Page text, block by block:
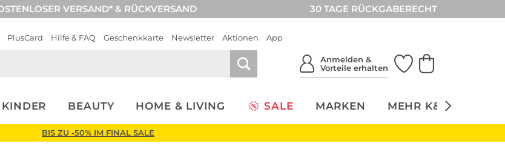
VERSAND* & RÜCKVERSAND 30 TAGE RÜCKGABERECHT
PlusCard Hilfe & FAQ Geschenkkarte Newsletter Aktionen App
Anmelden &
Vorteile erhalten
KINDER BEAUTY HOME & LIVING SALE MARKEN MEHR K&Ö
BIS ZU -50% IM FINAL SALE